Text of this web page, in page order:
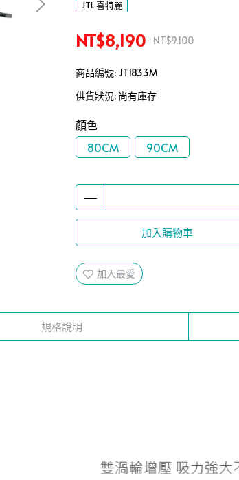
JTL 喜特麗
NT$8,190 NT$9,100
商品編號: JT1833M
供貨狀況: 尚有庫存
顏色
80CM
90CM
加入購物車
加入最愛
規格說明